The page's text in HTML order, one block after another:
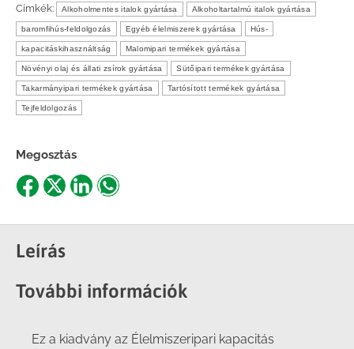
Címkék: Alkoholmentes italok gyártása Alkoholtartalmú italok gyártása
baromfihús-feldolgozás Egyéb élelmiszerek gyártása Hús-
kapacitáskihasználtság Malomipari termékek gyártása
Növényi olaj és állati zsírok gyártása Sütőipari termékek gyártása
Takarmányipari termékek gyártása Tartósított termékek gyártása
Tejfeldolgozás
Megosztás
Share
Facebook
Share
X
ShareShare
Leírás
További információk
Ez a kiadvány az Élelmiszeripari kapacitás